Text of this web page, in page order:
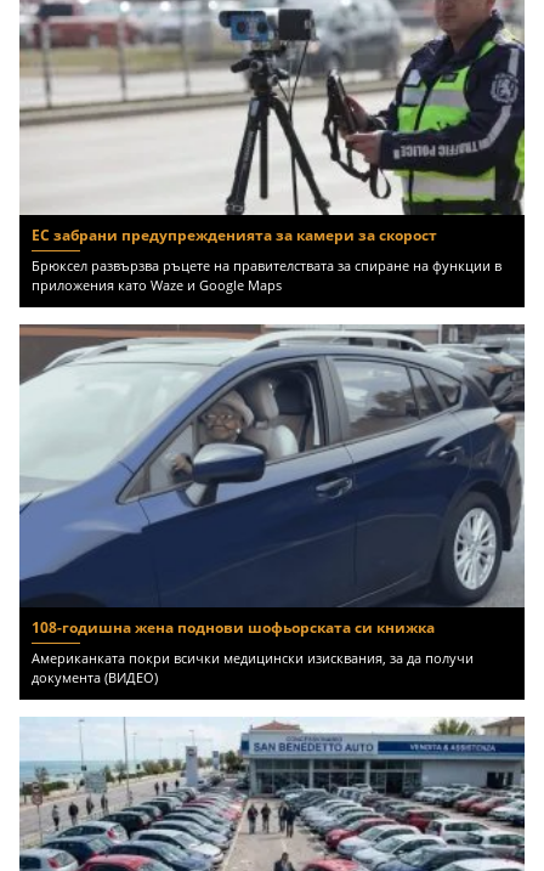
ЕС забрани предупрежденията за камери за скорост
Брюксел развързва ръцете на правителствата за спиране на функции в
приложения като Waze и Google Maps
108-годишна жена поднови шофьорската си книжка
Американката покри всички медицински изисквания, за да получи
документа (ВИДЕО)